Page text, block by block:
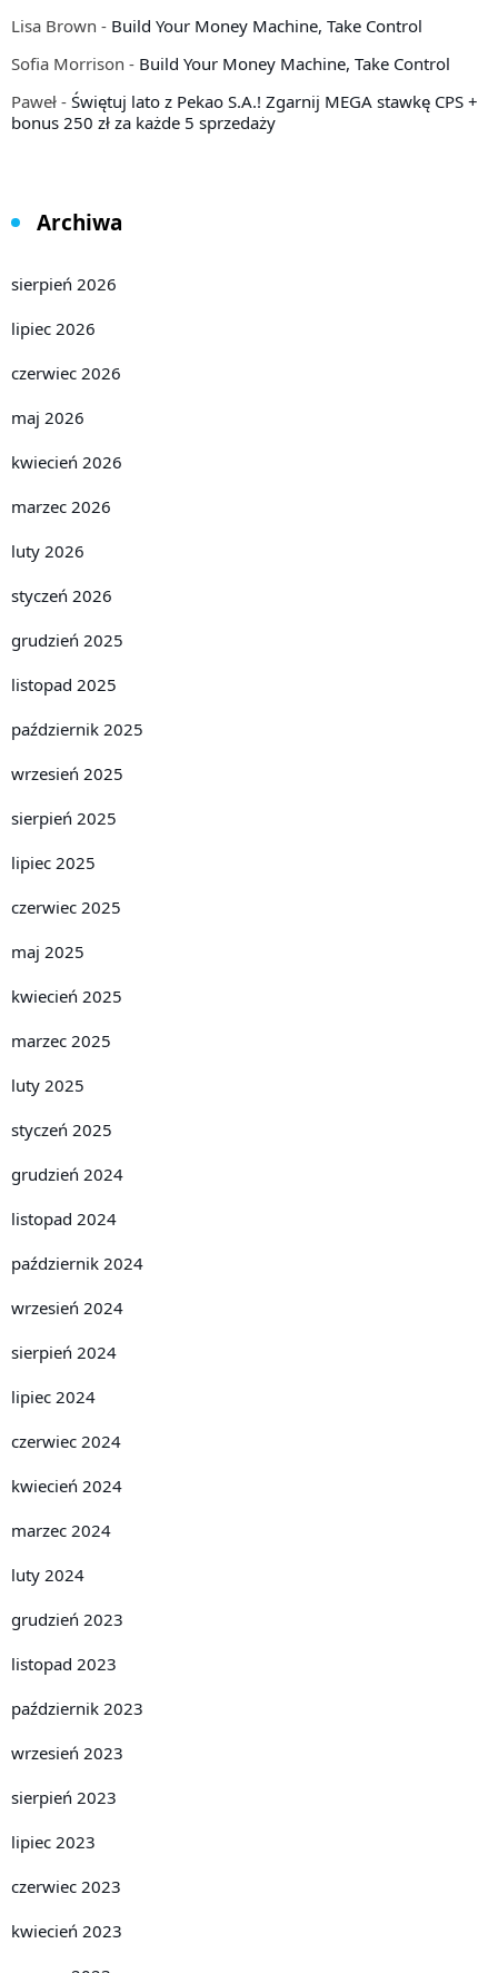
Lisa Brown - Build Your Money Machine, Take Control
Sofia Morrison - Build Your Money Machine, Take Control
Paweł - Świętuj lato z Pekao S.A.! Zgarnij MEGA stawkę CPS +
bonus 250 zł za każde 5 sprzedaży
Archiwa
sierpień 2026
lipiec 2026
czerwiec 2026
maj 2026
kwiecień 2026
marzec 2026
luty 2026
styczeń 2026
grudzień 2025
listopad 2025
październik 2025
wrzesień 2025
sierpień 2025
lipiec 2025
czerwiec 2025
maj 2025
kwiecień 2025
marzec 2025
luty 2025
styczeń 2025
grudzień 2024
listopad 2024
październik 2024
wrzesień 2024
sierpień 2024
lipiec 2024
czerwiec 2024
kwiecień 2024
marzec 2024
luty 2024
grudzień 2023
listopad 2023
październik 2023
wrzesień 2023
sierpień 2023
lipiec 2023
czerwiec 2023
kwiecień 2023